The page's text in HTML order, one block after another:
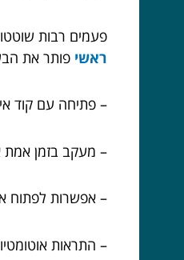
פעמים רבות
ראשי פותר את
– פתיחה עם קוד
– מעקב בזמן אמת
– אפשרות לפתוח
– התראות